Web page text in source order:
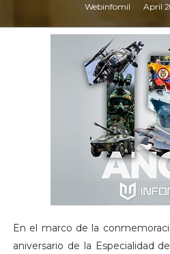
Webinfomil April
En el marco de la
aniversario de la Especialidad